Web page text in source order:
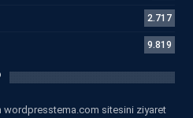
2.717
9.819
sitesini ziyaret